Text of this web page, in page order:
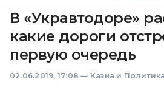
В «Укравтодоре»
какие дороги
первую очередь
02.06.2019, 17:08 — Казна и Политика